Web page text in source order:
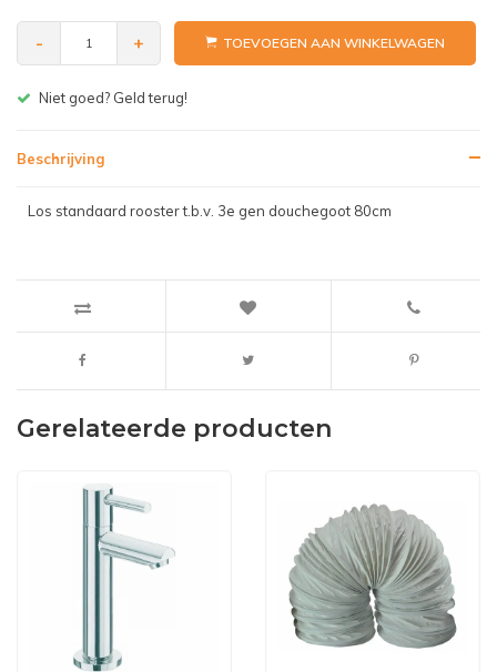
- + TOEVOEGEN AAN WINKELWAGEN
Gratis bezorgen v.a. € 150,- (NL)
Beschrijving
Los standaard rooster t.b.v. 3e gen douchegoot 80cm
Gerelateerde producten